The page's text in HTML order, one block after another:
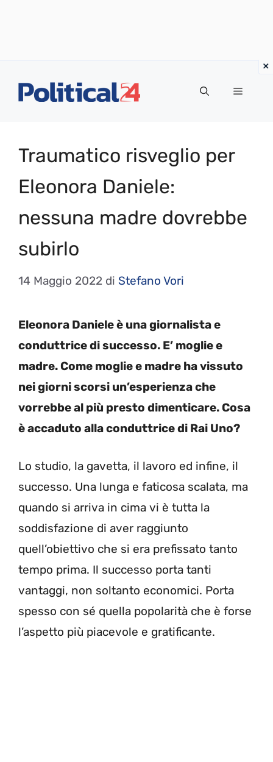
Menu
Traumatico risveglio per
Eleonora Daniele:
nessuna madre dovrebbe
subirlo
14 Maggio 2022 di Stefano Vori
Eleonora Daniele è una giornalista e
conduttrice di successo. E’ moglie e
madre. Come moglie e madre ha vissuto
nei giorni scorsi un’esperienza che
vorrebbe al più presto dimenticare. Cosa
è accaduto alla conduttrice di Rai Uno?
Lo studio, la gavetta, il lavoro ed infine, il
successo. Una lunga e faticosa scalata, ma
quando si arriva in cima vi è tutta la
soddisfazione di aver raggiunto
quell’obiettivo che si era prefissato tanto
tempo prima. Il successo porta tanti
vantaggi, non soltanto economici. Porta
spesso con sé quella popolarità che è forse
l’aspetto più piacevole e gratificante.